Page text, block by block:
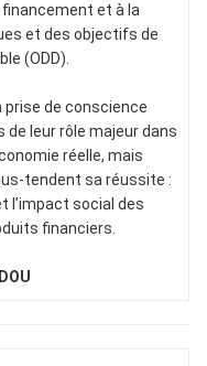
et à la
et des objectifs de
(ODD).
prise de conscience
leur rôle majeur dans
réelle, mais
tendent sa réussite :
l’impact social des
financiers.